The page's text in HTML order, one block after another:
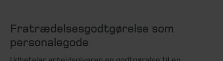
Fratrædelsesgodtgørelse som
personalegode